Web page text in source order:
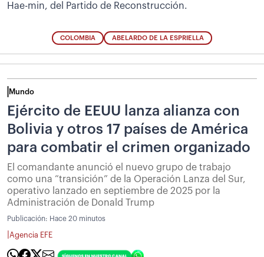
Hae-min, del Partido de Reconstrucción.
COLOMBIA ABELARDO DE LA ESPRIELLA
Mundo
Ejército de EEUU lanza alianza con
Bolivia y otros 17 países de América
para combatir el crimen organizado
El comandante anunció el nuevo grupo de trabajo
como una “transición” de la Operación Lanza del Sur,
operativo lanzado en septiembre de 2025 por la
Administración de Donald Trump
Publicación: Hace 20 minutos
Agencia EFE